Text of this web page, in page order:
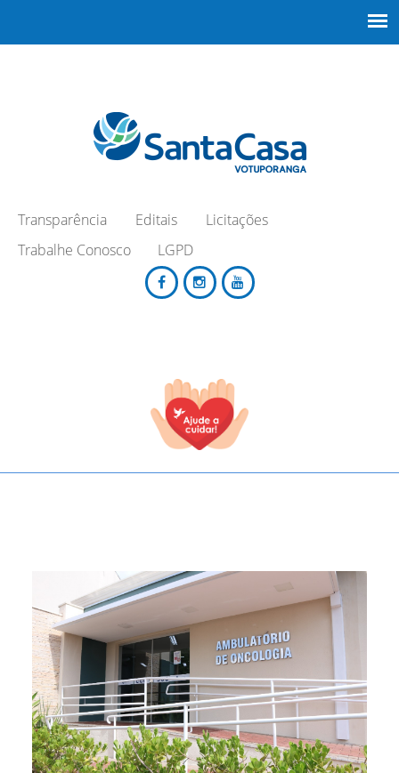
Transparência Editais
Licitações
Trabalhe Conosco
LGPD